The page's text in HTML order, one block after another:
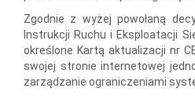
Zgodnie z wyżej powołaną
Instrukcji Ruchu i Eksploatacji
określone Kartą aktualizacji nr
swojej stronie internetowej
zarządzanie ograniczeniami